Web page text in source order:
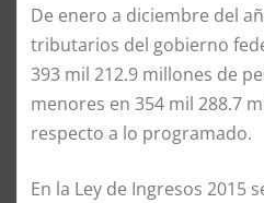
De enero a diciembre del
tributarios del gobierno
393 mil 212.9 millones de
menores en 354 mil 288.7
respecto a lo programado.
En la Ley de Ingresos 2015